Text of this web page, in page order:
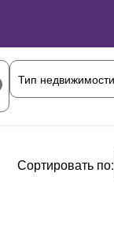
Сортировать по: